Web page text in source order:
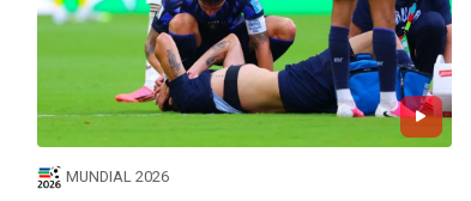
MUNDIAL 2026